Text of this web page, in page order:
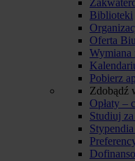
Biblioteki
Oferta
Wymiana
Pobierz
Zdobądź
Opłaty –
Studiuj